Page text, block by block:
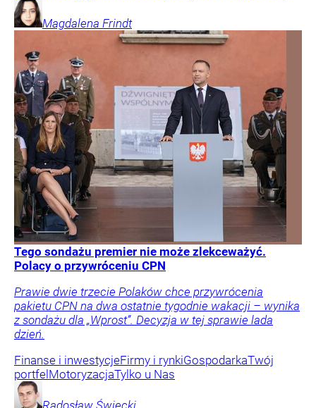
Magdalena Frindt
Tego sondażu premier nie może zlekceważyć.
Polacy o przywróceniu CPN
Prawie dwie trzecie Polaków chce przywrócenia
pakietu CPN na dwa ostatnie tygodnie wakacji – wynika
z sondażu dla „Wprost”. Decyzja w tej sprawie lada
dzień.
Finanse i inwestycjeFirmy i rynkiGospodarkaTwój
portfelMotoryzacjaTylko u Nas
Radosław Święcki